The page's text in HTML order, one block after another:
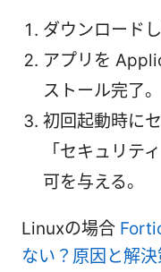
ダウンロード
アプリを
ストール完了。
初回起動時に
「セキュリテ
可を与える。
Linuxの場合
ない？原因と解